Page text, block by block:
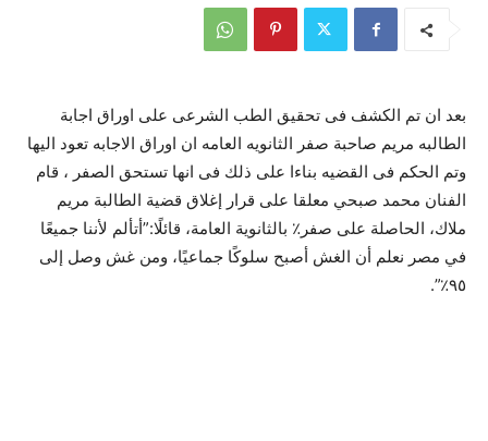
بعد ان تم الكشف فى تحقيق الطب الشرعى على اوراق اجابة
الطالبه مريم صاحبة صفر الثانويه العامه ان اوراق الاجابه تعود اليها
وتم الحكم فى القضيه بناءا على ذلك فى انها تستحق الصفر ، قام
الفنان محمد صبحي معلقا على قرار إغلاق قضية الطالبة مريم
ملاك، الحاصلة على صفر٪ بالثانوية العامة، قائلًا:”أتألم لأننا جميعًا
في مصر نعلم أن الغش أصبح سلوكًا جماعيًا، ومن غش وصل إلى
٩٥٪”.